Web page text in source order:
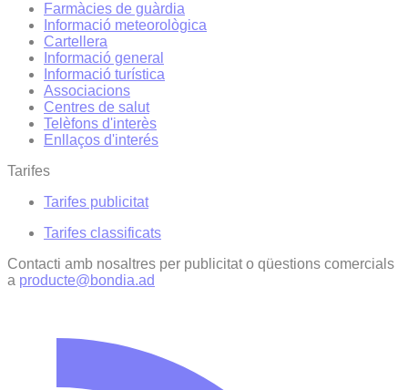
Farmàcies de guàrdia
Informació meteorològica
Cartellera
Informació general
Informació turística
Associacions
Centres de salut
Telèfons d'interès
Enllaços d'interés
Tarifes
Tarifes publicitat
Tarifes classificats
Contacti amb nosaltres per publicitat o qüestions comercials
a producte@bondia.ad